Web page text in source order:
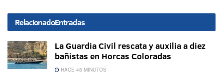
RelacionadoEntradas
La Guardia Civil rescata y auxilia a diez
bañistas en Horcas Coloradas
HACE 48 MINUTOS